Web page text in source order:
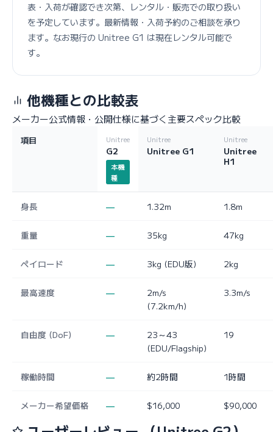
表・入荷が確認でき次第、レンタル・販売での取り扱い
を予定しています。最新情報・入荷予約のご相談を承り
ます。なお現行の Unitree G1 は現在レンタル可能で
す。
他機種との比較表
メーカー公式情報・公開仕様に基づく主要スペック比較
項目 Unitree
G2
本機
種
Unitree
Unitree G1
Unitree
Unitree
H1
身長 — 1.32m 1.8m
重量 — 35kg 47kg
ペイロード — 3kg (EDU版) 2kg
最高速度 —
2m/s
(7.2km/h)
3.3m/s
自由度 (DoF) —
23～43
(EDU/Flagship)
19
稼働時間 — 約2時間 1時間
メーカー希望価格 — $16,000 $90,000